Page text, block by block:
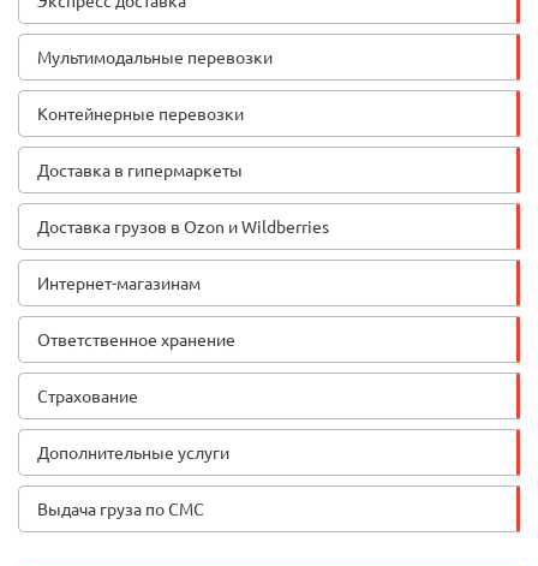
Мультимодальные перевозки
Контейнерные перевозки
Доставка в гипермаркеты
Доставка грузов в Ozon и Wildberries
Интернет-магазинам
Ответственное хранение
Страхование
Дополнительные услуги
Выдача груза по СМС